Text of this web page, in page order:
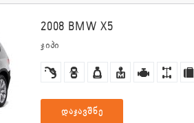
2008 BMW X5
ჯიპი
დაჯავშნე